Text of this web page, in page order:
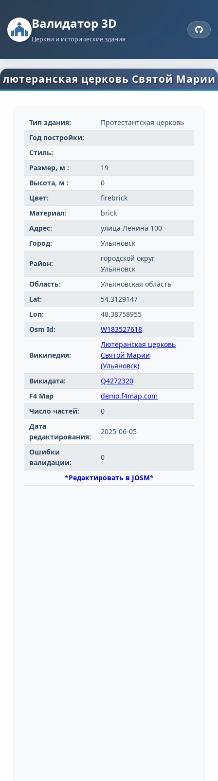
Валидатор 3D
Церкви и исторические здания
лютеранская церковь Святой Марии
Тип здания:
Протестантская церковь
Год постройки:
Стиль:
Размер, м :
19
Высота, м :
0
Цвет:
firebrick
Материал:
brick
Адрес:
улица Ленина 100
Город:
Ульяновск
Район:
городской округ
Ульяновск
Область:
Ульяновская область
Lat:
54.3129147
Lon:
48.38758955
Osm Id:
W183527618
Википедия:
Лютеранская церковь
Святой Марии
(Ульяновск)
Викидата:
Q4272320
F4 Map
demo.f4map.com
Число частей:
0
Дата
редактирования:
2025-06-05
Ошибки
валидации:
0
*Редактировать в JOSM*